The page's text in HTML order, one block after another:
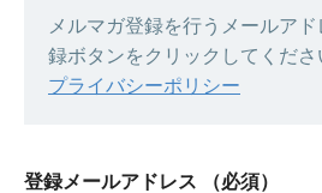
メルマガ登録を行うメールア
録ボタンをクリックしてくださ
プライバシーポリシー
登録メールアドレス （必須）